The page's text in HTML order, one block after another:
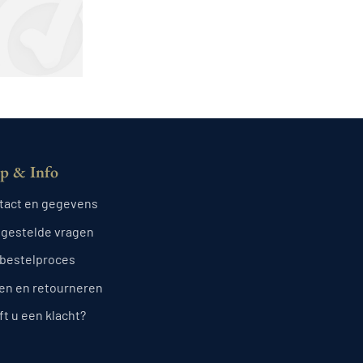
& Info
en gegevens
vragen
en retourneren
u een klacht?